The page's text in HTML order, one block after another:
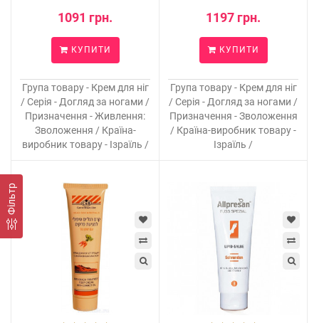
Фільтр
1091 грн.
КУПИТИ
Група товару - Крем для ніг
/ Серія - Догляд за ногами /
Призначення - Живлення:
Зволоження / Країна-
виробник товару - Ізраїль /
1197 грн.
КУПИТИ
Група товару - Крем для ніг
/ Серія - Догляд за ногами /
Призначення - Зволоження
/ Країна-виробник товару -
Ізраїль /